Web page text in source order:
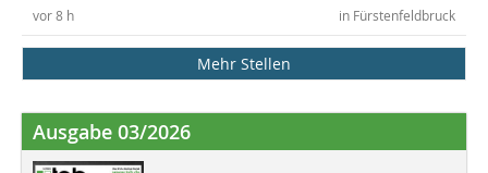
in Fürstenfeldbruck
vor 8 h
Mehr Stellen
Ausgabe 03/2026